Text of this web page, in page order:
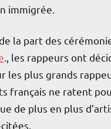
immigrée.
la part des
., les rappeurs ont
les plus grands
français ne ratent
de plus en plus